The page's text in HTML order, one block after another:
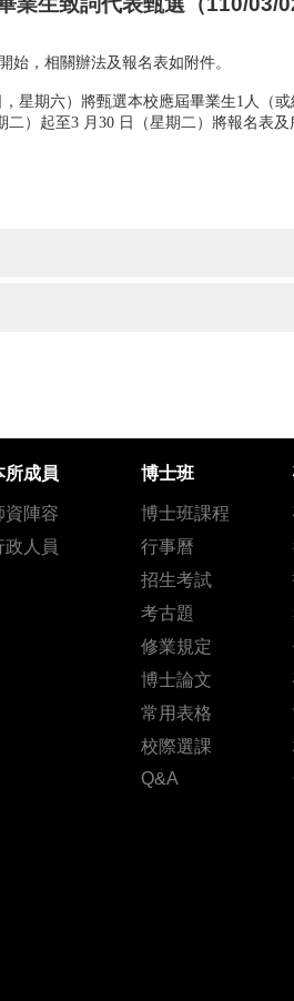
始，相關辦法及報名表如附件。
星期六）將甄選本校應屆畢業生1人（或
二）起至3 月30 日（星期二）將報名表
所成員
資陣容
政人員
博士班
博士班課程
行事曆
招生考試
考古題
修業規定
博士論文
常用表格
校際選課
Q&A